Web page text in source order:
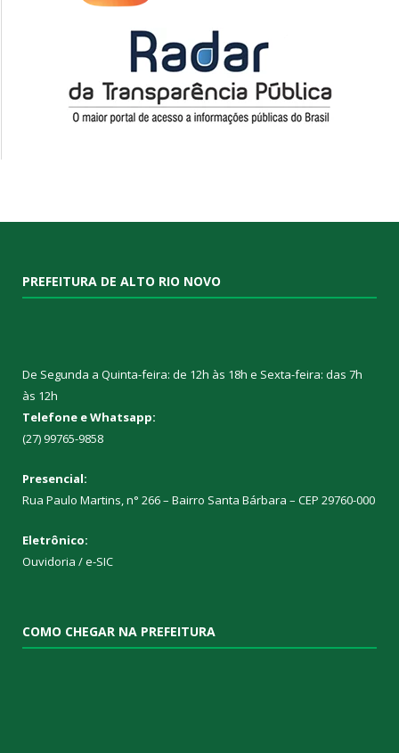
PREFEITURA DE ALTO RIO NOVO
De Segunda a Quinta-feira: de 12h às 18h e Sexta-feira: das 7h
às 12h
Telefone e Whatsapp:
(27) 99765-9858
Presencial:
Rua Paulo Martins, n° 266 – Bairro Santa Bárbara – CEP 29760-000
Eletrônico:
Ouvidoria /e-SIC
COMO CHEGAR NA PREFEITURA